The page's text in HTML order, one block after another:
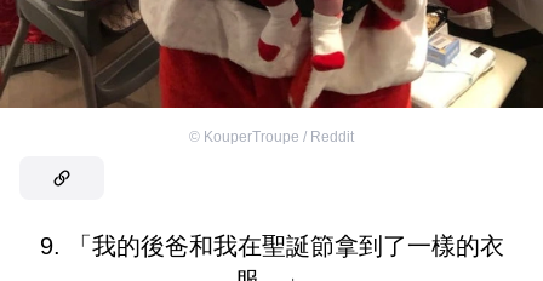
© KouperTroupe / Reddit
9. 「我的後爸和我在聖誕節拿到了一樣的衣